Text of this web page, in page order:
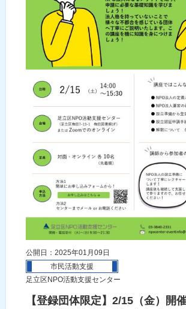
公開日：2025年01月09日
市民活動支援
足立区NPO活動支援センター
【登録団体限定】2/15（金）開